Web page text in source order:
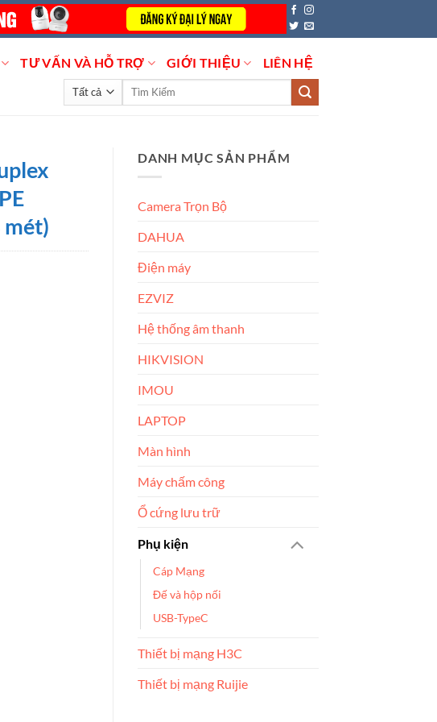
TƯ VẤN VÀ HỖ TRỢ GIỚI THIỆU LIÊN HỆ
Tìm
mét)
DANH MỤC SẢN PHẨM
Camera Trọn Bộ
DAHUA
Điện máy
EZVIZ
Hệ thống âm thanh
HIKVISION
IMOU
LAPTOP
Màn hình
Máy chấm công
Ổ cứng lưu trữ
Phụ kiện
Cáp Mạng
Đế và hộp nối
USB-TypeC
Thiết bị mạng H3C
Thiết bị mạng Ruijie